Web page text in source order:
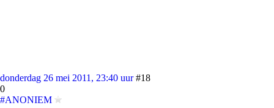
donderdag 26 mei 2011, 23:40 uur #18
0
#ANONIEM